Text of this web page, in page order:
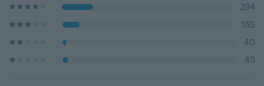
294
165
40
45